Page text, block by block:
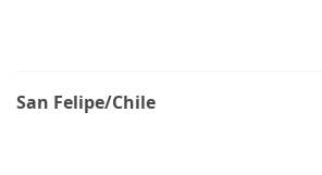
San Felipe/Chile